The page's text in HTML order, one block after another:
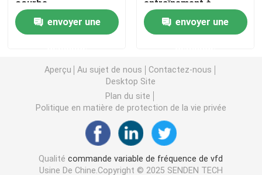
Inverseur de fréquence de VFD
Appareil à fréquence variable pour grue
Station de recharge de véhicules électriques à
Optimisateur solaire
courbe
envoyer une
entraînement à
fréquence variable
envoyer une
Aperçu Au sujet de nous
Contactez-nous
Desktop Site
Plan du site
Politique en matière de protection de la vie privée
Qualitécommande variable de fréquence de vfd
Usine De Chine.Copyright © 2025 SENDEN TECH